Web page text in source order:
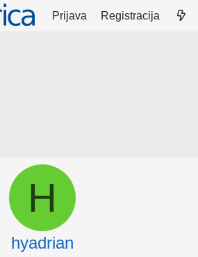
Prijava Registracija
H
hyadrian